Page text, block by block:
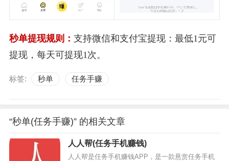
秒单提现规则： 支持微信和支付宝提现：最低1元可
提现，每天可提现1次。
标签: 秒单 任务手赚
“秒单(任务手赚)” 的相关文章
人人帮(任务手机赚钱)
人人帮是任务手机赚钱APP，是一款悬赏任务手机